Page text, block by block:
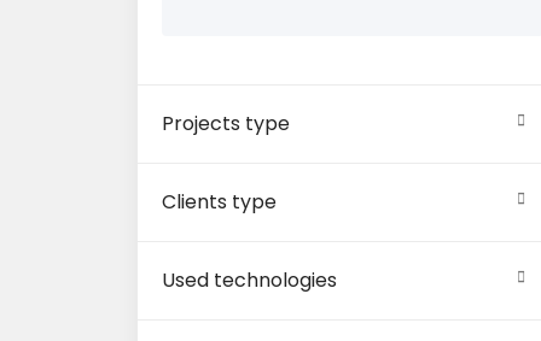
Projects type
Clients type
Used technologies